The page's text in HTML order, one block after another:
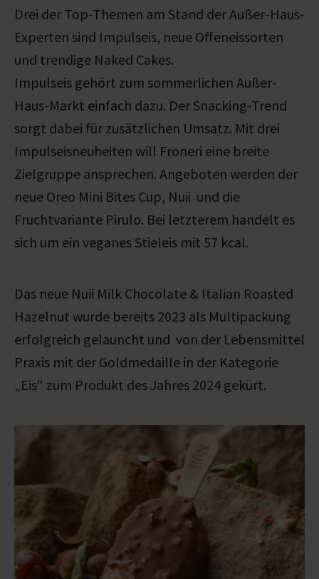
Drei der Top-Themen am Stand der Außer-Haus-
Experten sind Impulseis, neue Offeneissorten
und trendige Naked Cakes.
Impulseis gehört zum sommerlichen Außer-
Haus-Markt einfach dazu. Der Snacking-Trend
sorgt dabei für zusätzlichen Umsatz. Mit drei
Impulseisneuheiten will Froneri eine breite
Zielgruppe ansprechen. Angeboten werden der
neue Oreo Mini Bites Cup, Nuii und die
Fruchtvariante Pirulo. Bei letzterem handelt es
sich um ein veganes Stieleis mit 57 kcal.
Das neue Nuii Milk Chocolate & Italian Roasted
Hazelnut wurde bereits 2023 als Multipackung
erfolgreich gelauncht und von der Lebensmittel
Praxis mit der Goldmedaille in der Kategorie
„Eis“ zum Produkt des Jahres 2024 gekürt.